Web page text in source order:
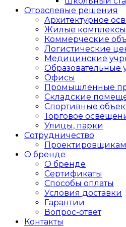
Отраслевые решения
Архитектурное
Жилые комплексы
Коммерческие
Логистические
Медицинские
Образовательные
Офисы
Промышленные
Складские
Спортивные
Торговое
Улицы, парки
Сотрудничество
О бренде
О бренде
Сертификаты
Способы оплаты
Условия доставки
Гарантии
Вопрос-ответ
Контакты